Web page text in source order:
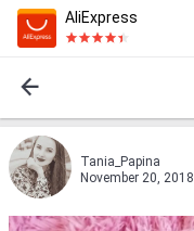
AliExpress
Tania_Papina
November 20, 2018